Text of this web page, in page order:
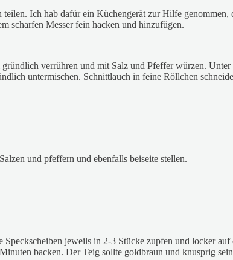
Ich hab dafür ein Küchengerät zur Hilfe
scharfen Messer fein hacken und hinzufügen.
verrühren und mit Salz und Pfeffer würzen.
untermischen. Schnittlauch in feine Röllchen
und pfeffern und ebenfalls beiseite stellen.
jeweils in 2-3 Stücke zupfen und locker
backen. Der Teig sollte goldbraun und knusprig